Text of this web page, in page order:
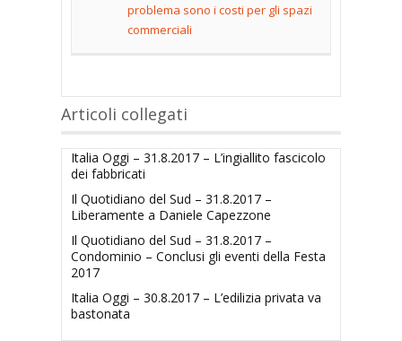
problema sono i costi per gli spazi
commerciali
Articoli collegati
Italia Oggi – 31.8.2017 – L’ingiallito fascicolo
dei fabbricati
Il Quotidiano del Sud – 31.8.2017 –
Liberamente a Daniele Capezzone
Il Quotidiano del Sud – 31.8.2017 –
Condominio – Conclusi gli eventi della Festa
2017
Italia Oggi – 30.8.2017 – L’edilizia privata va
bastonata